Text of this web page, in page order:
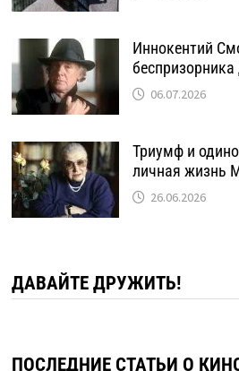
Иннокентий
06.07.2026
Триумф и
личная жизнь
26.06.2026
ДАВАЙТЕ ДРУЖИТЬ!
ПОСЛЕДНИЕ СТАТЬИ О